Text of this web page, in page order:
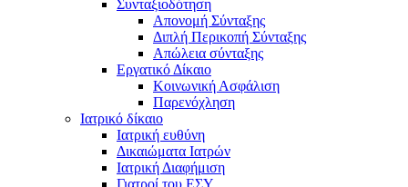
Συνταξιοδότηση
Απονομή Σύνταξης
Διπλή Περικοπή Σύνταξης
Απώλεια σύνταξης
Εργατικό Δίκαιο
Κοινωνική Ασφάλιση
Παρενόχληση
Ιατρικό δίκαιο
Ιατρική ευθύνη
Δικαιώματα Ιατρών
Ιατρική Διαφήμιση
Γιατροί του ΕΣΥ